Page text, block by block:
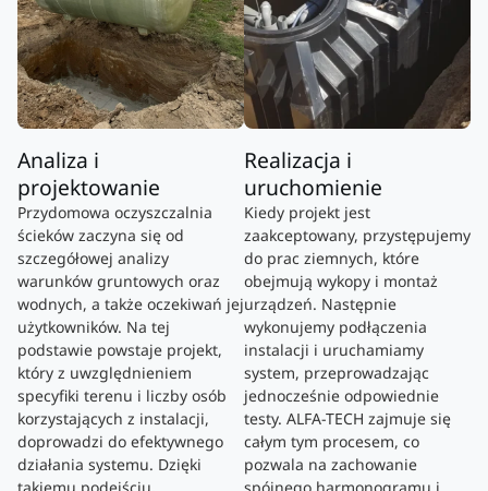
Analiza i
projektowanie
Przydomowa oczyszczalnia
ścieków zaczyna się od
szczegółowej analizy
warunków gruntowych oraz
wodnych, a także oczekiwań jej
użytkowników. Na tej
podstawie powstaje projekt,
który z uwzględnieniem
specyfiki terenu i liczby osób
korzystających z instalacji,
doprowadzi do efektywnego
działania systemu. Dzięki
Realizacja i
uruchomienie
Kiedy projekt jest
zaakceptowany, przystępujemy
do prac ziemnych, które
obejmują wykopy i montaż
urządzeń. Następnie
wykonujemy podłączenia
instalacji i uruchamiamy
system, przeprowadzając
jednocześnie odpowiednie
testy. ALFA-TECH zajmuje się
całym tym procesem, co
pozwala na zachowanie